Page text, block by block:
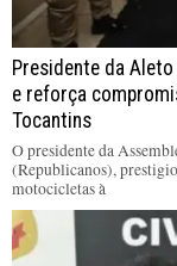
Presidente da
e reforça
Tocantins
O presidente da
(Republicanos),
motocicletas à